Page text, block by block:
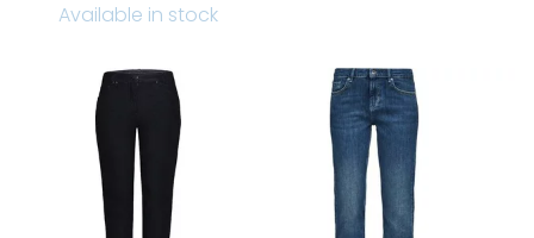
Available in stock